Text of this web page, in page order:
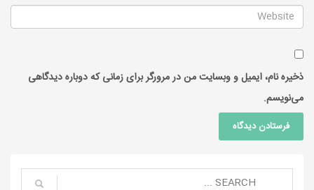
ذخیره نام، ایمیل و وبسایت من در مرورگر برای زمانی که دوباره دیدگاهی
می‌نویسم.